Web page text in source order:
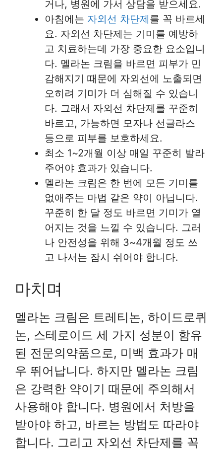
거나, 병원에 가서 상담을 받으세요.
아침에는 자외선 차단제를 꼭 바르세
요. 자외선 차단제는 기미를 예방하
고 치료하는데 가장 중요한 요소입니
다. 멜라논 크림을 바르면 피부가 민
감해지기 때문에 자외선에 노출되면
오히려 기미가 더 심해질 수 있습니
다. 그래서 자외선 차단제를 꾸준히
바르고, 가능하면 모자나 선글라스
등으로 피부를 보호하세요.
최소 1~2개월 이상 매일 꾸준히 발라
주어야 효과가 있습니다.
멜라논 크림은 한 번에 모든 기미를
없애주는 마법 같은 약이 아닙니다.
꾸준히 한 달 정도 바르면 기미가 옅
어지는 것을 느낄 수 있습니다. 그러
나 안전성을 위해 3~4개월 정도 쓰
고 나서는 잠시 쉬어야 합니다.
마치며
멜라논 크림은 트레티논, 하이드로퀴
논, 스테로이드 세 가지 성분이 함유
된 전문의약품으로, 미백 효과가 매
우 뛰어납니다. 하지만 멜라논 크림
은 강력한 약이기 때문에 주의해서
사용해야 합니다. 병원에서 처방을
받아야 하고, 바르는 방법도 따라야
합니다. 그리고 자외선 차단제를 꼭